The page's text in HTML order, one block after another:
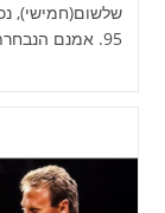
95. אמנם הנבחרת…